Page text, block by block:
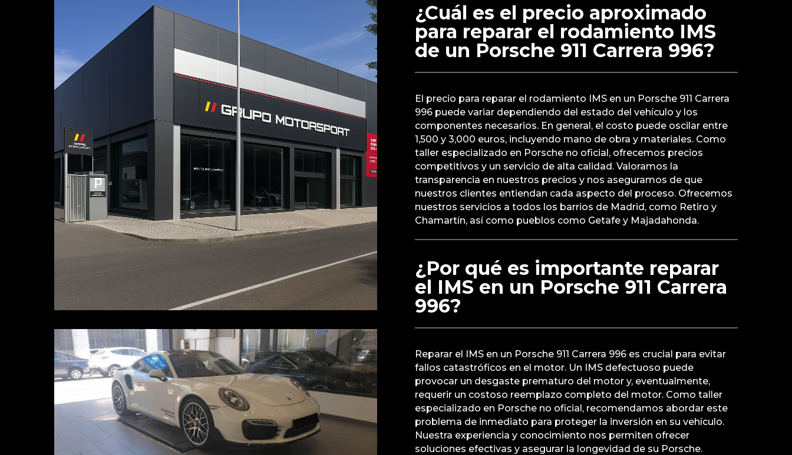
¿Cuál es el precio aproximado
para reparar el rodamiento IMS
de un Porsche 911 Carrera 996?
El precio para reparar el rodamiento IMS en un Porsche 911 Carrera
996 puede variar dependiendo del estado del vehículo y los
componentes necesarios. En general, el costo puede oscilar entre
1,500 y 3,000 euros, incluyendo mano de obra y materiales. Como
taller especializado en Porsche no oficial, ofrecemos precios
competitivos y un servicio de alta calidad. Valoramos la
transparencia en nuestros precios y nos aseguramos de que
nuestros clientes entiendan cada aspecto del proceso. Ofrecemos
nuestros servicios a todos los barrios de Madrid, como Retiro y
Chamartín, así como pueblos como Getafe y Majadahonda.
¿Por qué es importante reparar
el IMS en un Porsche 911 Carrera
996?
Reparar el IMS en un Porsche 911 Carrera 996 es crucial para evitar
fallos catastróficos en el motor. Un IMS defectuoso puede
provocar un desgaste prematuro del motor y, eventualmente,
requerir un costoso reemplazo completo del motor. Como taller
especializado en Porsche no oficial, recomendamos abordar este
problema de inmediato para proteger la inversión en su vehículo.
Nuestra experiencia y conocimiento nos permiten ofrecer
soluciones efectivas y asegurar la longevidad de su Porsche.